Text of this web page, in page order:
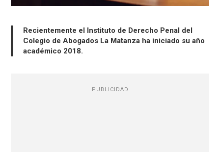
Recientemente el Instituto de Derecho Penal del
Colegio de Abogados La Matanza ha iniciado su año
académico 2018.
PUBLICIDAD